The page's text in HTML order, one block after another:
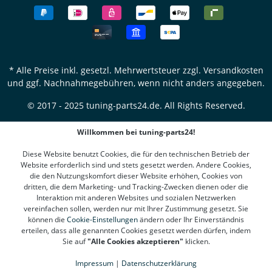
* Alle Preise inkl. gesetzl. Mehrwertsteuer zzgl. Versandkosten
und ggf. Nachnahmegebühren, wenn nicht anders angegeben.
© 2017 - 2025 tuning-parts24.de. All Rights Reserved.
Willkommen bei tuning-parts24!
Diese Website benutzt Cookies, die für den technischen Betrieb der
Website erforderlich sind und stets gesetzt werden. Andere Cookies,
die den Nutzungskomfort dieser Website erhöhen, Cookies von
dritten, die dem Marketing- und Tracking-Zwecken dienen oder die
Interaktion mit anderen Websites und sozialen Netzwerken
vereinfachen sollen, werden nur mit Ihrer Zustimmung gesetzt. Sie
können die Cookie-Einstellungenändern oder Ihr Einverständnis
erteilen, dass alle genannten Cookies gesetzt werden dürfen, indem
Sie auf"Alle Cookies akzeptieren" klicken.
Impressum | Datenschutzerklärung